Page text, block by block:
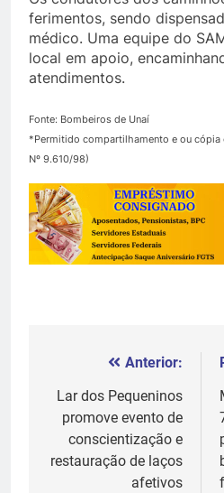
ferimentos, sendo
médico. Uma equipe do
local em apoio,
atendimentos.
Fonte: Bombeiros de Unaí
*Permitido compartilhamento e ou cópia
Nº 9.610/98)
Navegação
de
Post
Anterior:
Lar dos Pequeninos
promove evento de
conscientização e
restauração de laços
afetivos